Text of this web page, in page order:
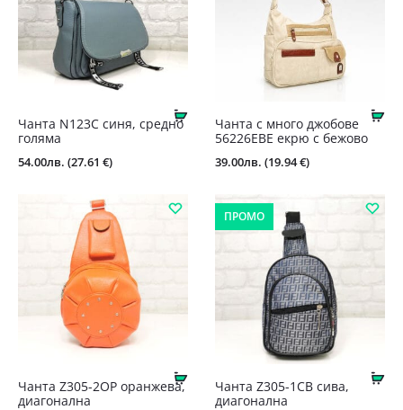
Купи
Чанта N123С синя, средно
голяма
54.00лв. (27.61 €)
Чанта с много джобове
56226EBE екрю с бежово
39.00лв. (19.94 €)
Купи
Чанта Z305-2ОР оранжева,
диагонална
ПРОМО
Чанта Z305-1СВ сива,
диагонална